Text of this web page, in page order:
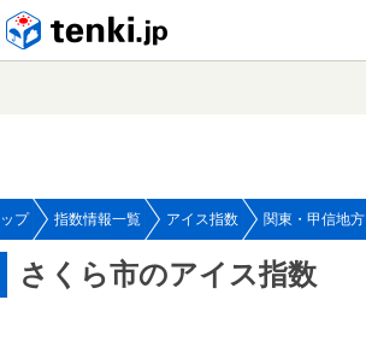
プ 指数情報一覧 アイス指数 関東・甲信地方
さくら市のアイス指数